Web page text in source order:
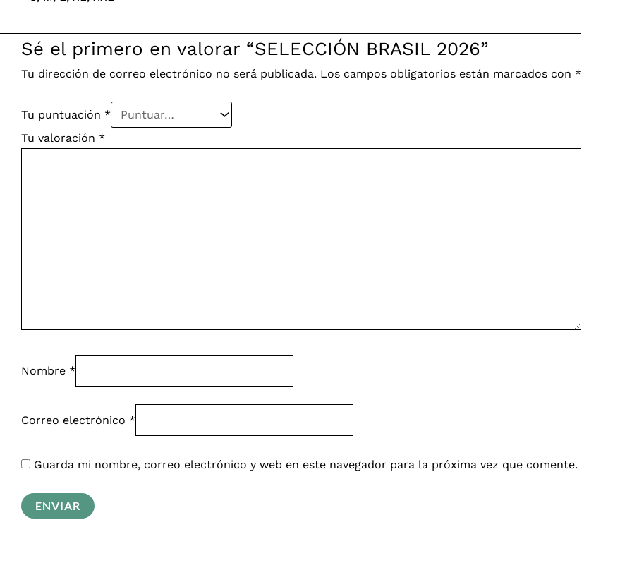
Sé el primero en valorar “SELECCIÓN BRASIL 2026”
Tu dirección de correo electrónico no será publicada. Los campos obligatorios están marcados con *
Tu puntuación *
Tu valoración *
Nombre *
Correo electrónico *
Guarda mi nombre, correo electrónico y web en este navegador para la próxima vez que comente.